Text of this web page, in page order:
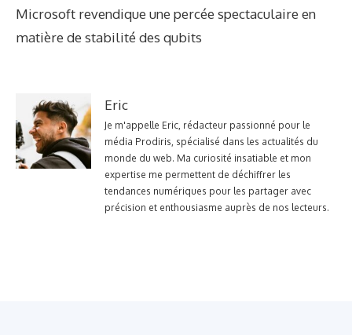
Microsoft revendique une percée spectaculaire en
matière de stabilité des qubits
Eric
Je m'appelle Eric, rédacteur passionné pour le
média Prodiris, spécialisé dans les actualités du
monde du web. Ma curiosité insatiable et mon
expertise me permettent de déchiffrer les
tendances numériques pour les partager avec
précision et enthousiasme auprès de nos lecteurs.